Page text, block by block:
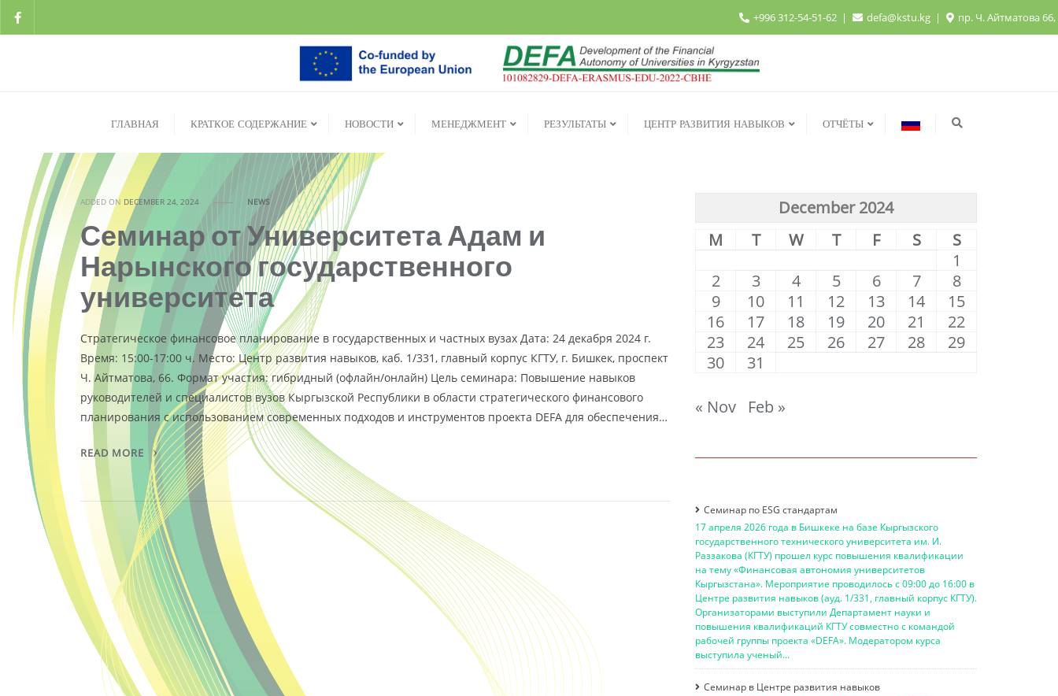
+996 312-54-51-62 defa@kstu.kg пр. Ч. Айтматова 66,
ГЛАВНАЯ КРАТКОЕ СОДЕРЖАНИЕ НОВОСТИ МЕНЕДЖМЕНТ РЕЗУЛЬТАТЫ ЦЕНТР РАЗВИТИЯ НАВЫКОВ ОТЧЁТЫ
ADDED ON DECEMBER 24, 2024 NEWS
Семинар от Университета Адам и
Нарынского государственного
университета
Стратегическое финансовое планирование в государственных и частных вузах Дата: 24 декабря 2024 г.
Время: 15:00-17:00 ч. Место: Центр развития навыков, каб. 1/331, главный корпус КГТУ, г. Бишкек, проспект
Ч. Айтматова, 66. Формат участия: гибридный (офлайн/онлайн) Цель семинара: Повышение навыков
руководителей и специалистов вузов Кыргызской Республики в области стратегического финансового
планирования с использованием современных подходов и инструментов проекта DEFA для обеспечения…
READ MORE
December 2024
M
T W T F S
S
1
2
3 4 5 6 7
8
9
10 11 12 13 14
15
16
17 18 19 20 21
22
23
24 25 26 27 28
29
30
31
« Nov Feb »
Семинар по ESG стандартам
17 апреля 2026 года в Бишкеке на базе Кыргызского
государственного технического университета им. И.
Раззакова (КГТУ) прошел курс повышения квалификации
на тему «Финансовая автономия университетов
Кыргызстана». Мероприятие проводилось с 09:00 до 16:00 в
Центре развития навыков (ауд. 1/331, главный корпус КГТУ).
Организаторами выступили Департамент науки и
повышения квалификаций КГТУ совместно с командой
рабочей группы проекта «DEFA». Модератором курса
выступила ученый...
Семинар в Центре развития навыков